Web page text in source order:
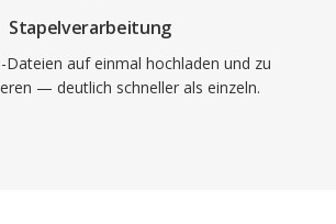
Stapelverarbeitung
Dateien auf einmal hochladen und zu
— deutlich schneller als einzeln.